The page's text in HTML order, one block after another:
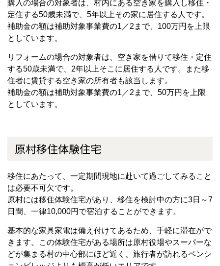
購入の場合の対象者は、村内にある空き家を購入し移住・
定住する50歳未満で、5年以上その家に居住する人です。
補助金の額は補助対象事業費の1／2まで、100万円を上限
としています。
リフォームの場合の対象者は、空き家を借りて移住・定住
する50歳未満で、2年以上そこに居住する人です。また移
住者に賃貸する空き家の所有者も該当します。
補助金の額は補助対象事業費の1／2まで、50万円を上限
としています。
原村移住体験住宅
移住にあたって、一定期間現地に赴いて過ごしてみること
は必要不可欠です。
原村には移住体験住宅があり、移住を検討中の方に3日～7
日間、一律10,000円で宿泊することができます。
基本的な家具家電は備え付けてあるため、手軽に滞在がで
きます。この体験住宅がある場所は原村役場やスーパーな
どが集まる村の中心部にほど近く、旅行者が訪れるペンシ